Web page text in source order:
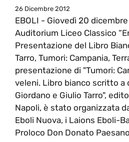
26 Dicembre 2012
EBOLI - Giovedì 20
Auditorium Liceo Classico
Presentazione del Libro
Tarro, Tumori: Campania,
presentazione di "Tumori:
veleni. Libro bianco scritto a
Giordano e Giulio Tarro",
Napoli, è stato organizzata
Eboli Nuova, i Laions Eboli-
Proloco Don Donato